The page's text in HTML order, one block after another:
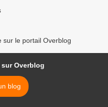
sur le portail Overblog
Overblog
blog